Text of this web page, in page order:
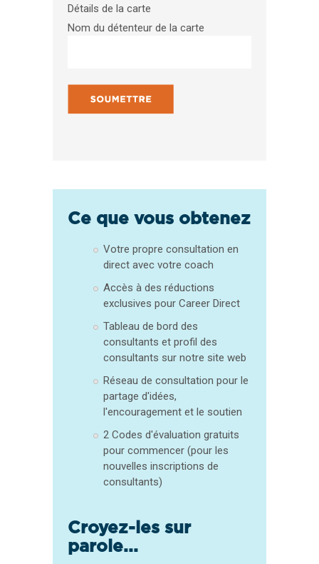
Détails de la carte
Nom du détenteur de la carte
Ce que vous obtenez
Votre propre consultation en
direct avec votre coach
Accès à des réductions
exclusives pour Career Direct
Tableau de bord des
consultants et profil des
consultants sur notre site web
Réseau de consultation pour le
partage d'idées,
l'encouragement et le soutien
2 Codes d'évaluation gratuits
pour commencer (pour les
nouvelles inscriptions de
consultants)
Croyez-les sur
parole...